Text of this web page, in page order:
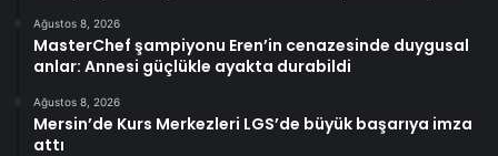
Ağustos 8, 2026
MasterChef şampiyonu Eren’in cenazesinde duygusal
anlar: Annesi güçlükle ayakta durabildi
Ağustos 8, 2026
Mersin’de Kurs Merkezleri LGS’de büyük başarıya imza
attı